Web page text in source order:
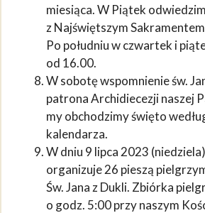
miesiąca. W Piątek
z Najświętszym
Po południu w czwartek i
od 16.00.
W sobotę wspomnienie św.
patrona Archidiecezji naszej
my obchodzimy święto
kalendarza.
W dniu 9 lipca 2023
organizuje 26 pieszą
Św. Jana z Dukli. Zbiórka
o godz. 5:00 przy naszym